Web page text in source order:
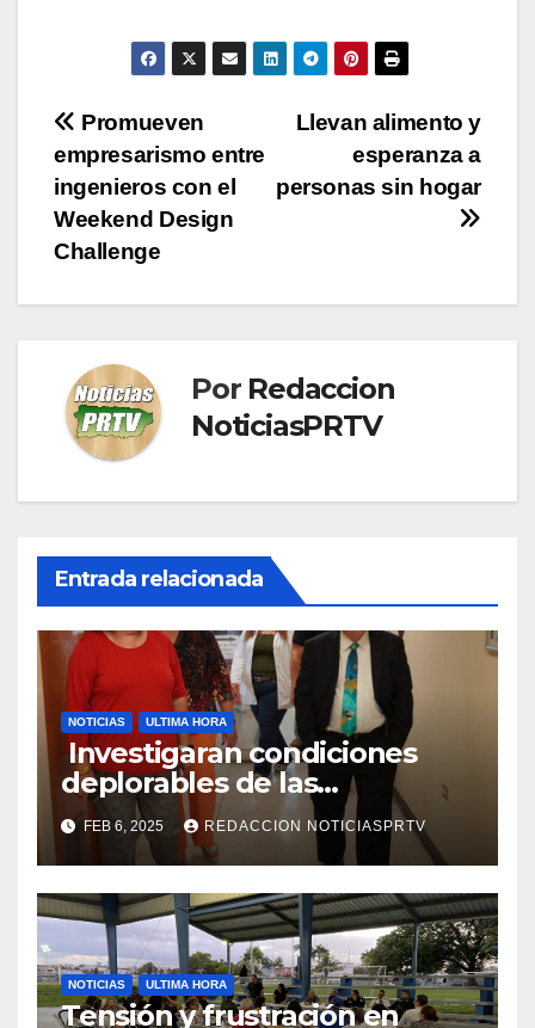
Navegación
de
entradas
Llevan alimento y
esperanza a
personas sin hogar
Promueven
empresarismo entre
ingenieros con el
Weekend Design
Challenge
Por Redaccion
NoticiasPRTV
Entrada relacionada
NOTICIAS ULTIMA HORA
Investigaran condiciones
deplorables de las
facilidades el Departamento
de la Salud en Mayagüez
FEB 6, 2025 REDACCION NOTICIASPRTV
NOTICIAS ULTIMA HORA
Tensión y frustración en